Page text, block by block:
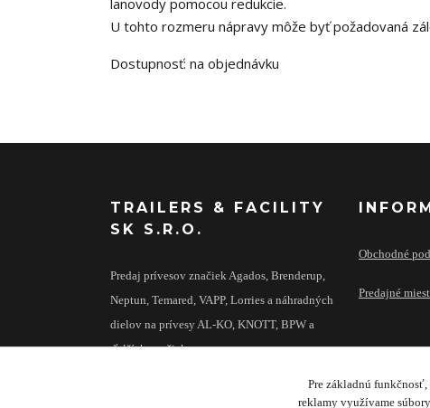
lanovody pomocou redukcie.
U tohto rozmeru nápravy môže byť požadovaná
Dostupnosť: na objednávku
TRAILERS & FACILITY
SK S.R.O.
Predaj prívesov značiek Agados, Brenderup,
Neptun, Temared, VAPP, Lorries a náhradných
dielov na prívesy AL-KO, KNOTT, BPW a
ďalších značiek.
Obchodné
Predajné
Pre základnú
reklamy využívame